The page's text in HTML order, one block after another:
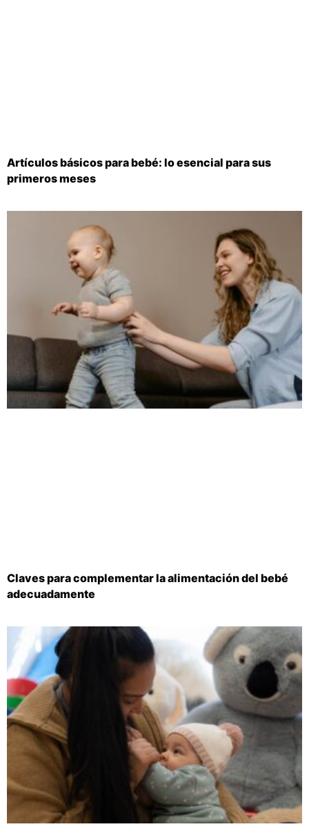
Artículos básicos para bebé: lo esencial para sus
primeros meses
Claves para complementar la alimentación del bebé
adecuadamente